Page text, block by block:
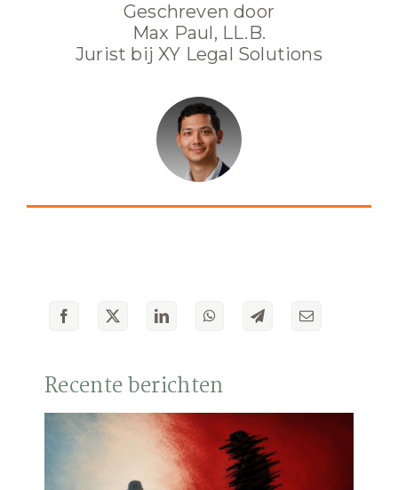
Recente berichten
Geschreven door
Max Paul, LL.B.
Jurist bij XY Legal Solutions